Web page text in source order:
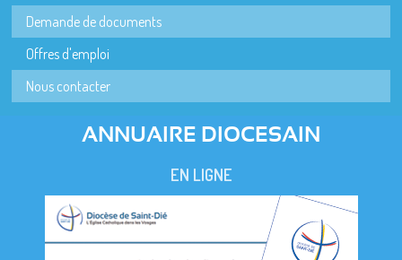
Demande de documents
Offres d'emploi
Nous contacter
ANNUAIRE DIOCESAIN
EN LIGNE